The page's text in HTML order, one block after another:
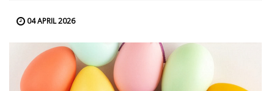
04 APRIL 2026